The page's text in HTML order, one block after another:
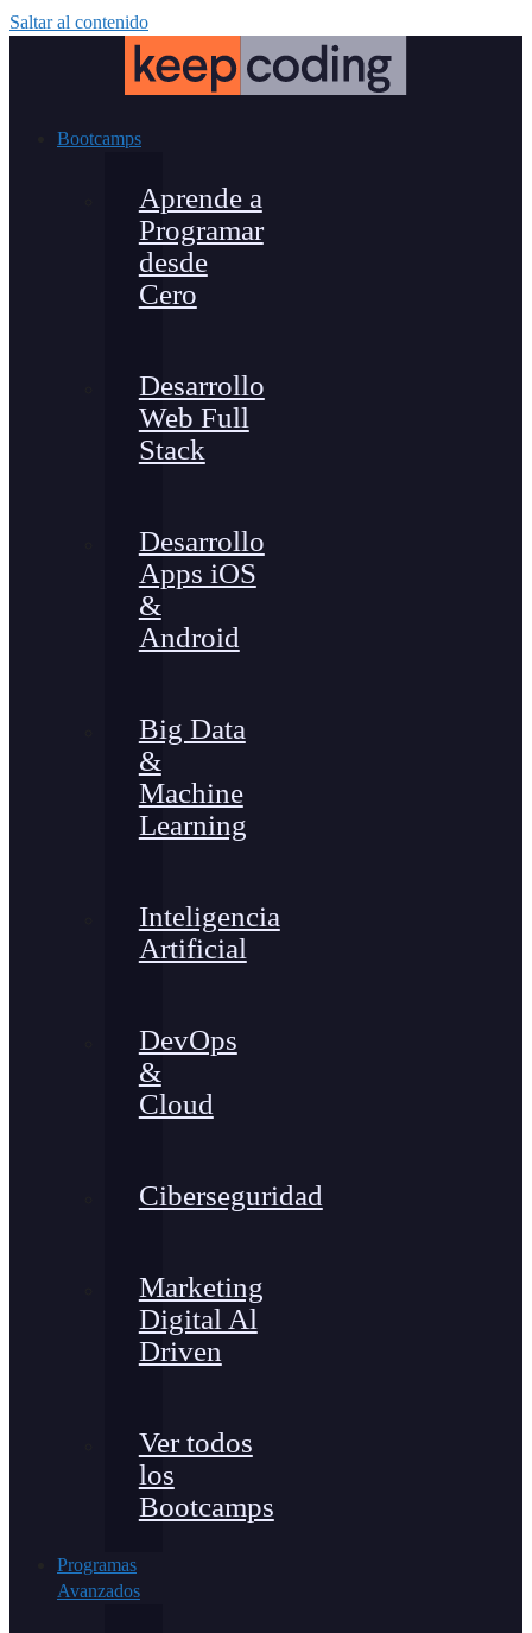
Saltar al contenido
Bootcamps
Aprende a
Programar
desde
Cero
Desarrollo
Web Full
Stack
Desarrollo
Apps iOS
&
Android
Big Data
&
Machine
Learning
Inteligencia
Artificial
DevOps
&
Cloud
Ciberseguridad
Marketing
Digital Al
Driven
Ver todos
los
Bootcamps
Programas
Avanzados